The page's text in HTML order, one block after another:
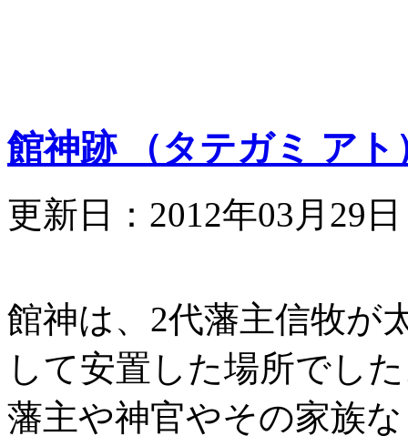
館神跡 （タテガミ アト
更新日：2012年03月29
館神は、2代藩主信牧が
して安置した場所でし
藩主や神官やその家族